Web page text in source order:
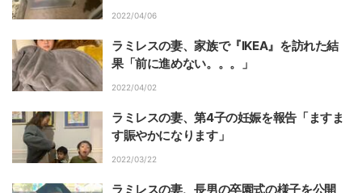
う」
2022/04/06
ラミレスの妻、家族で『IKEA』を訪れた結
果「前に進めない。。。」
2022/04/02
ラミレスの妻、第4子の妊娠を報告「ますま
す賑やかになります」
2022/03/22
ラミレスの妻、長男の卒園式の様子を公開